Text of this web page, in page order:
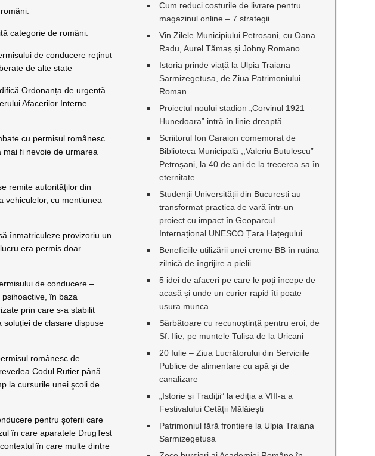
categorie de români.
de conducere reținut
de alte state
Ordonanța de urgență
Afacerilor Interne.
cu permisul românesc
fi nevoie de urmarea
remite autorităților din
vehiculelor, cu mențiunea
înmatriculeze provizoriu un
era permis doar
de conducere –
în baza
prin care s-a stabilit
de clasare dispuse
românesc de
Codul Rutier până
la cursurile unei şcoli de
pentru şoferii care
în care aparatele DrugTest
în care multe dintre
Cum reduci costurile de livrare pentru
magazinul online – 7 strategii
Vin Zilele Municipiului Petroșani, cu Oana
Radu, Aurel Tămaș și Johny Romano
Istoria prinde viață la Ulpia Traiana
Sarmizegetusa, de Ziua Patrimoniului
Roman
Proiectul noului stadion „Corvinul 1921
Hunedoara” intră în linie dreaptă
Scriitorul Ion Caraion comemorat de
Biblioteca Municipală ,,Valeriu Butulescu”
Petroșani, la 40 de ani de la trecerea sa în
eternitate
Studenții Universității din București au
transformat practica de vară într-un
proiect cu impact în Geoparcul
Internațional UNESCO Țara Hațegului
Beneficiile utilizării unei creme BB în rutina
zilnică de îngrijire a pielii
5 idei de afaceri pe care le poți începe de
acasă și unde un curier rapid îți poate
ușura munca
Sărbătoare cu recunoștință pentru eroi, de
Sf. Ilie, pe muntele Tulișa de la Uricani
20 Iulie – Ziua Lucrătorului din Serviciile
Publice de alimentare cu apă și de
canalizare
„Istorie și Tradiții” la ediția a VIII-a a
Festivalului Cetății Mălăiești
Patrimoniul fără frontiere la Ulpia Traiana
Sarmizegetusa